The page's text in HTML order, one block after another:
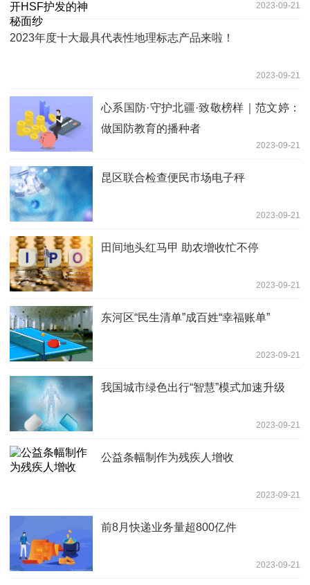
2023-09-21
2023年度十大最具代表性地理标志产品来啦！
2023-09-21
心系国防·守护北疆·致敬榜样｜范文婷：
做国防教育的播种者
2023-09-21
昆区联合检查便民市场电子秤
2023-09-21
田间地头红马甲 助农增收忙不停
2023-09-21
东河区“民生清单”成百姓“幸福账单”
2023-09-21
我国城市绿色出行“智慧”模式加速升级
2023-09-21
公益条幅制作为残疾人增收
2023-09-21
前8月快递业务量超800亿件
2023-09-21